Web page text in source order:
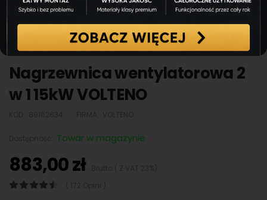
Nagrzewnica wentylatorowa 2
w 1 15kW VOLTENO
Towar w magazynie
883,00 zł